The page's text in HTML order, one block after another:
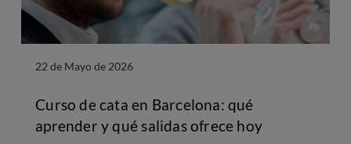
22 de Mayo de 2026
Curso de cata en Barcelona: qué
aprender y qué salidas ofrece hoy